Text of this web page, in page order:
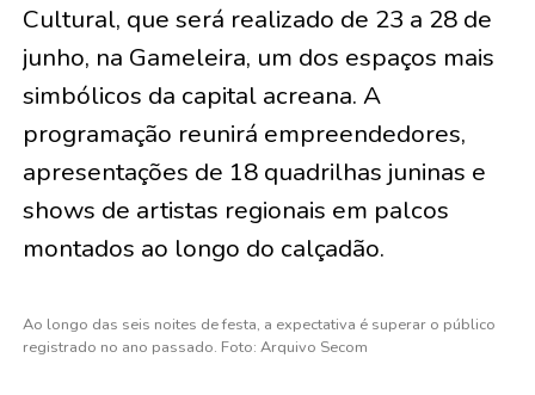
Cultural, que será realizado de 23 a 28 de
junho, na Gameleira, um dos espaços mais
simbólicos da capital acreana. A
programação reunirá empreendedores,
apresentações de 18 quadrilhas juninas e
shows de artistas regionais em palcos
montados ao longo do calçadão.
Ao longo das seis noites de festa, a expectativa é superar o público
registrado no ano passado. Foto: Arquivo Secom